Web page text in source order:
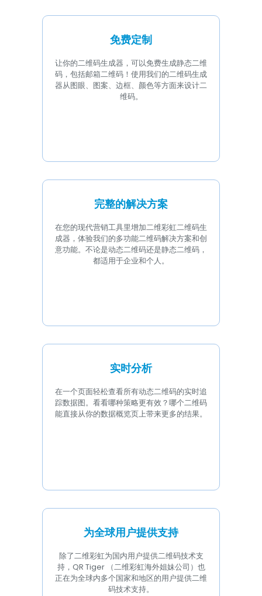
免费定制
让你的二维码生成器，可以免费生成静态二维
码，包括邮箱二维码！使用我们的二维码生成
器从图眼、图案、边框、颜色等方面来设计二
维码。
完整的解决方案
在您的现代营销工具里增加二维彩虹二维码生
成器，体验我们的多功能二维码解决方案和创
意功能。不论是动态二维码还是静态二维码，
都适用于企业和个人。
实时分析
在一个页面轻松查看所有动态二维码的实时追
踪数据图。看看哪种策略更有效？哪个二维码
能直接从你的数据概览页上带来更多的结果。
为全球用户提供支持
除了二维彩虹为国内用户提供二维码技术支
持，QR Tiger （二维彩虹海外姐妹公司）也
正在为全球内多个国家和地区的用户提供二维
码技术支持。